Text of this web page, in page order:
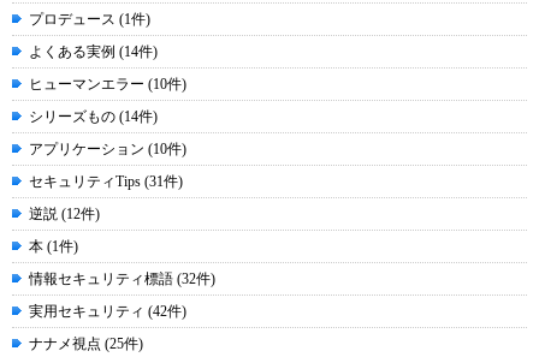
プロデュース (1件)
よくある実例 (14件)
ヒューマンエラー (10件)
シリーズもの (14件)
アプリケーション (10件)
セキュリティTips (31件)
逆説 (12件)
本 (1件)
情報セキュリティ標語 (32件)
実用セキュリティ (42件)
ナナメ視点 (25件)